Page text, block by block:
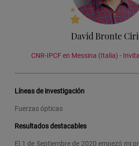
David Bronte
CNR-IPCF en Messina (Italia) -
Líneas de investigación
Fuerzas ópticas
Resultados destacables
El 1 de Septiembre de 2020 empezó mi